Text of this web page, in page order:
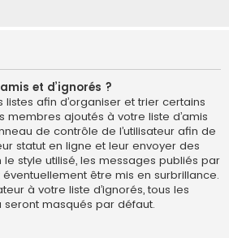
et d’ignorés ?
listes afin d’organiser et trier certains
membres ajoutés à votre liste d’amis
de contrôle de l’utilisateur afin de
statut en ligne et leur envoyer des
style utilisé, les messages publiés par
être mis en surbrillance.
à votre liste d’ignorés, tous les
seront masqués par défaut.